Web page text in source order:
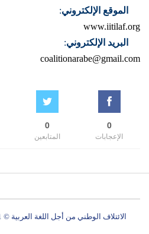
الموقع الإلكتروني:
www.iitilaf.org
البريد الإلكتروني:
coalitionarabe@gmail.com
0
الإعجابات
0
المتابعين
الائتلاف الوطني من أجل اللغة العربية © 2021 - جميع الحقوق محفوظة.